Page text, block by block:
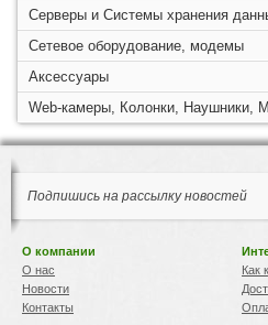
Серверы и Системы хранения
Сетевое оборудование, модемы
Аксессуары
Web-камеры, Колонки, Наушники,
Подпишись на рассылку
О компании
О нас
Новости
Контакты
Как